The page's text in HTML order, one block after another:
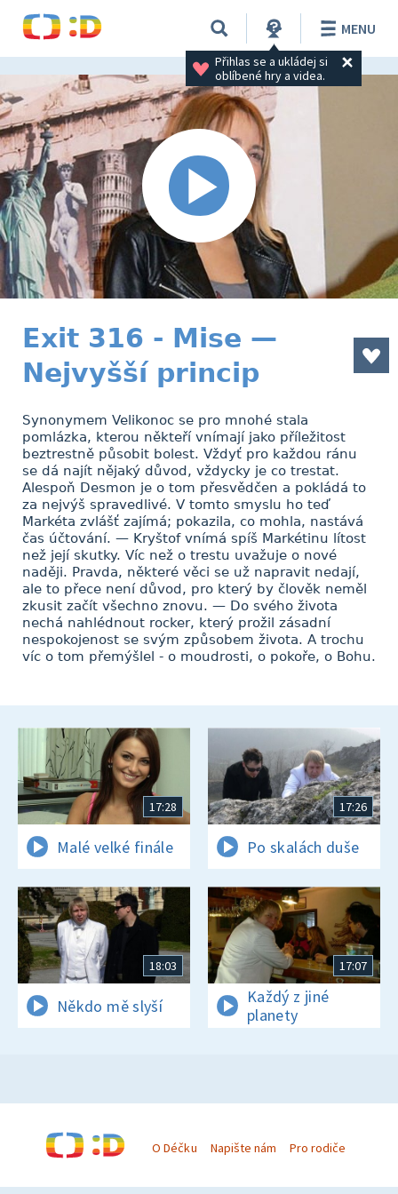
Přihlas se a ukládej si
oblíbené hry a videa.
MENU
Exit 316 - Mise —
Nejvyšší princip
Synonymem Velikonoc se pro mnohé stala
pomlázka, kterou někteří vnímají jako příležitost
beztrestně působit bolest. Vždyť pro každou ránu
se dá najít nějaký důvod, vždycky je co trestat.
Alespoň Desmon je o tom přesvědčen a pokládá to
za nejvýš spravedlivé. V tomto smyslu ho teď
Markéta zvlášť zajímá; pokazila, co mohla, nastává
čas účtování. — Kryštof vnímá spíš Markétinu lítost
než její skutky. Víc než o trestu uvažuje o nové
naději. Pravda, některé věci se už napravit nedají,
ale to přece není důvod, pro který by člověk neměl
zkusit začít všechno znovu. — Do svého života
nechá nahlédnout rocker, který prožil zásadní
nespokojenost se svým způsobem života. A trochu
víc o tom přemýšlel - o moudrosti, o pokoře, o Bohu.
17:28
Malé velké finále
17:26
Po skalách duše
18:03
Někdo mě slyší
17:07
Každý z jiné
planety
O Déčku Napište nám Pro rodiče